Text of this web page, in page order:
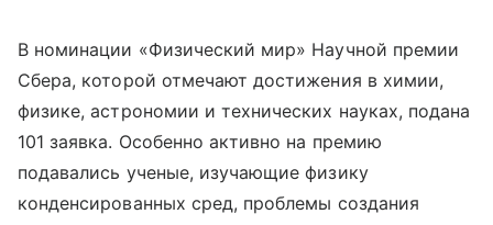
В номинации «Физический мир» Научной премии
Сбера, которой отмечают достижения в химии,
физике, астрономии и технических науках, подана
101 заявка. Особенно активно на премию
подавались ученые, изучающие физику
конденсированных сред, проблемы создания